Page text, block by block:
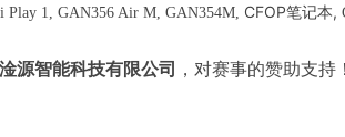
Play 1, GAN356 Air M, GAN354M, CFOP笔记本,
源智能科技有限公司 ，对赛事的赞助支持！